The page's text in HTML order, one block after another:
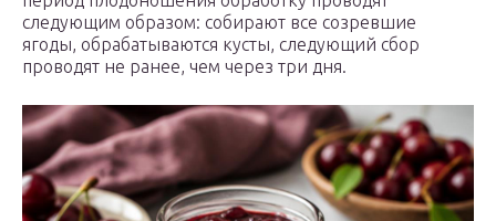
следующим образом: собирают все созревшие
ягоды, обрабатываются кусты, следующий сбор
проводят не ранее, чем через три дня.